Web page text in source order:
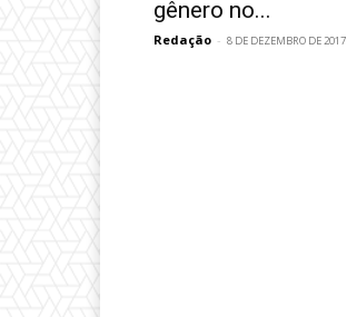
gênero no...
Redação - 8 DE DEZEMBRO DE 2017